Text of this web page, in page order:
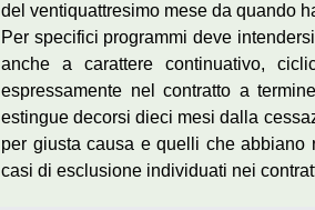
del ventiquattresimo mese da quando
Per specifici programmi deve
anche a carattere continuativo,
espressamente nel contratto a
estingue decorsi dieci mesi dalla
per giusta causa e quelli che abbiano
casi di esclusione individuati nei